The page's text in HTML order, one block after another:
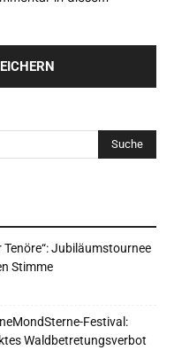
Jubiläumstournee
Stimme
Festival:
Waldbetretungsverbot